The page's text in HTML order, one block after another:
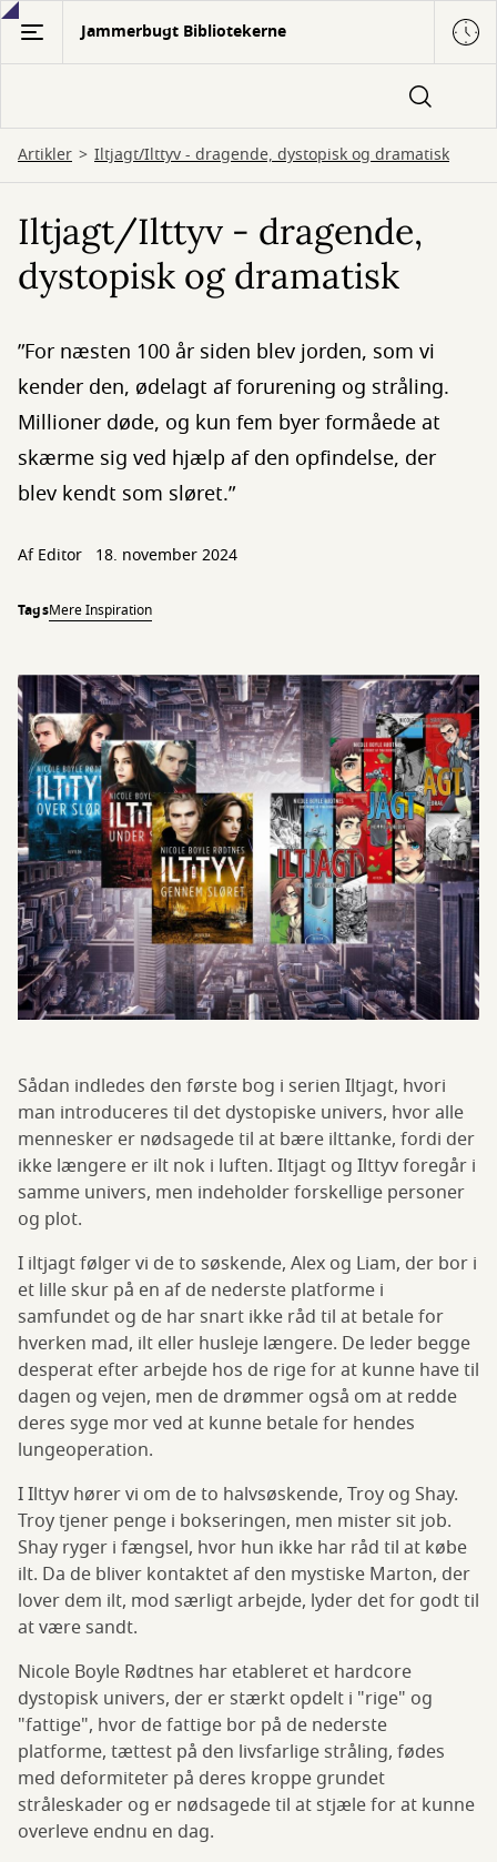
Gå
hovedindhold
Jammerbugt Bibliotekerne
Artikler Iltjagt/Ilttyv - dragende, dystopisk og dramatisk
Iltjagt/Ilttyv - dragende,
dystopisk og dramatisk
”For næsten 100 år siden blev jorden, som vi
kender den, ødelagt af forurening og stråling.
Millioner døde, og kun fem byer formåede at
skærme sig ved hjælp af den opfindelse, der
blev kendt som sløret.”
Af Editor 18. november 2024
TagsMere Inspiration
Sådan indledes den første bog i serien Iltjagt, hvori
man introduceres til det dystopiske univers, hvor alle
mennesker er nødsagede til at bære ilttanke, fordi der
ikke længere er ilt nok i luften. Iltjagt og Ilttyv foregår i
samme univers, men indeholder forskellige personer
og plot.
I iltjagt følger vi de to søskende, Alex og Liam, der bor i
et lille skur på en af de nederste platforme i
samfundet og de har snart ikke råd til at betale for
hverken mad, ilt eller husleje længere. De leder begge
desperat efter arbejde hos de rige for at kunne have til
dagen og vejen, men de drømmer også om at redde
deres syge mor ved at kunne betale for hendes
lungeoperation.
I Ilttyv hører vi om de to halvsøskende, Troy og Shay.
Troy tjener penge i bokseringen, men mister sit job.
Shay ryger i fængsel, hvor hun ikke har råd til at købe
ilt. Da de bliver kontaktet af den mystiske Marton, der
lover dem ilt, mod særligt arbejde, lyder det for godt til
at være sandt.
Nicole Boyle Rødtnes har etableret et hardcore
dystopisk univers, der er stærkt opdelt i "rige" og
"fattige", hvor de fattige bor på de nederste
platforme, tættest på den livsfarlige stråling, fødes
med deformiteter på deres kroppe grundet
stråleskader og er nødsagede til at stjæle for at kunne
overleve endnu en dag.